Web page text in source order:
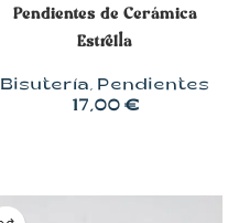
Pendientes de Cerámica
Estrella
Bisutería, Pendientes
17,00 €